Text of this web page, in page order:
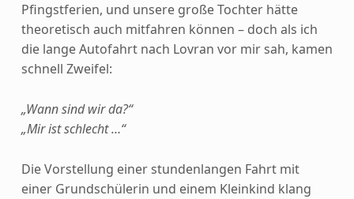
Pfingstferien, und unsere große Tochter hätte
theoretisch auch mitfahren können – doch als ich
die lange Autofahrt nach Lovran vor mir sah, kamen
schnell Zweifel:
„Wann sind wir da?“
„Mir ist schlecht …“
Die Vorstellung einer stundenlangen Fahrt mit
einer Grundschülerin und einem Kleinkind klang